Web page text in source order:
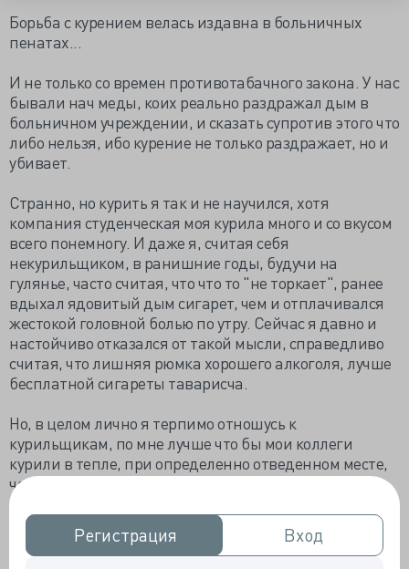
Регистрация
Регистрация Вход
Вход
Борьба с курением велась издавна в больничных
пенатах...
И не только со времен противотабачного закона. У нас
бывали нач меды, коих реально раздражал дым в
больничном учреждении, и сказать супротив этого что
либо нельзя, ибо курение не только раздражает, но и
убивает.
Странно, но курить я так и не научился, хотя
компания студенческая моя курила много и со вкусом
всего понемногу. И даже я, считая себя
некурильщиком, в ранишние годы, будучи на
гулянье, часто считая, что что то "не торкает", ранее
вдыхал ядовитый дым сигарет, чем и отплачивался
жестокой головной болью по утру. Сейчас я давно и
настойчиво отказался от такой мысли, справедливо
считая, что лишняя рюмка хорошего алкоголя, лучше
бесплатной сигареты таварисча.
Но, в целом лично я терпимо отношусь к
курильщикам, по мне лучше что бы мои коллеги
курили в тепле, при определенно отведенном месте,
чем таясь на улице и рискуя подцепить вирусную
инфекцию после переохлаждения.
Однако не все так думали...